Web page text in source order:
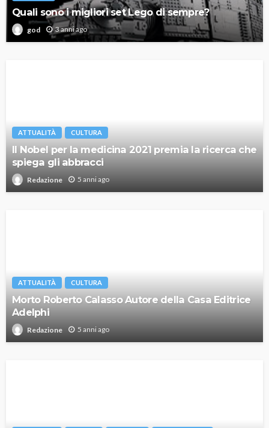
Quali sono i migliori set Lego di sempre?
god 3 anni ago
ATTUALITÀ CULTURA
Il Nobel per la medicina 2021 premia la ricerca che
spiega gli abbracci
Redazione 5 anni ago
ATTUALITÀ CULTURA
Morto Roberto Calasso Autore della Casa Editrice
Adelphi
Redazione 5 anni ago